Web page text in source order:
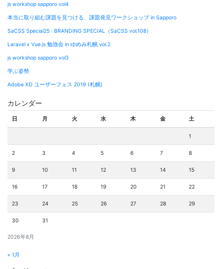
js workshop sapporo vol4
本当に取り組む課題を見つける、課題発見ワークショップ in Sapporo
SaCSS Special25 : BRANDING SPECIAL（SaCSS vol.108）
Laravel x Vue.js 勉強会 in ゆめみ札幌 vol.2
js workshop sapporo vol3
学ぶ姿勢
Adobe XD ユーザーフェス 2019 (札幌)
カレンダー
2026年8月
日 月 火 水 木 金 土
1
2 3 4 5 6 7 8
9 10 11 12 13 14 15
16 17 18 19 20 21 22
23 24 25 26 27 28 29
30 31
« 1月